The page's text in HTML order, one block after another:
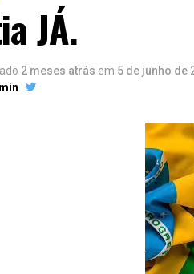
JÁ.
2 meses atrás em 5 de junho de